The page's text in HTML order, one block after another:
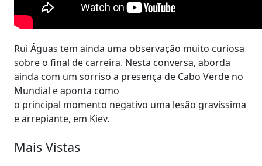
Rui Águas tem ainda uma observação muito curiosa
sobre o final de carreira. Nesta conversa, aborda
ainda com um sorriso a presença de Cabo Verde no
Mundial e aponta como
o principal momento negativo uma lesão gravíssima
e arrepiante, em Kiev.
Mais Vistas